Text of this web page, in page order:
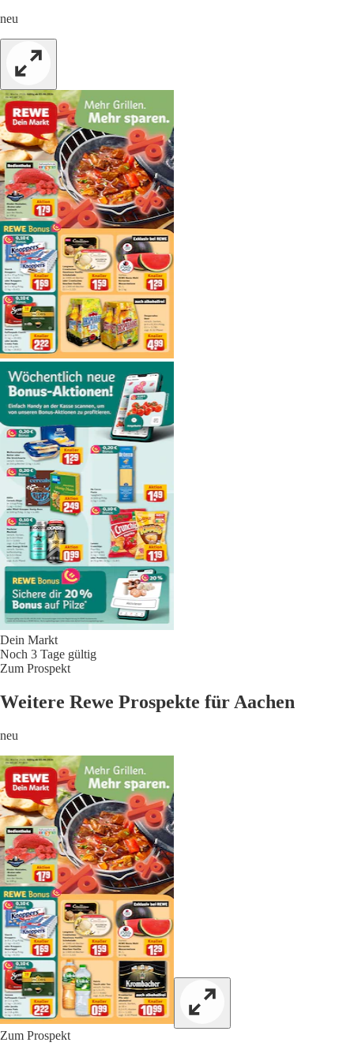
neu
Dein Markt
Noch 3 Tage gültig
Zum Prospekt
Weitere Rewe Prospekte für Aachen
neu
Zum Prospekt